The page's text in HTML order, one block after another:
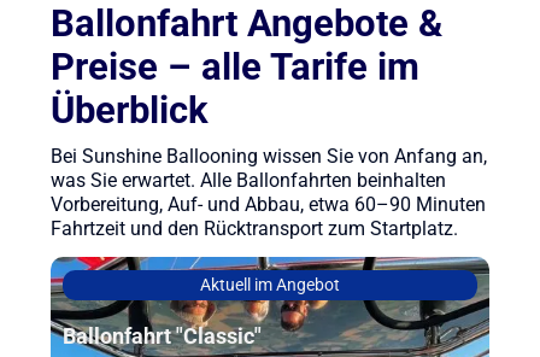
Ballonfahrt Angebote &
Preise – alle Tarife im
Überblick
Bei Sunshine Ballooning wissen Sie von Anfang an,
was Sie erwartet. Alle Ballonfahrten beinhalten
Vorbereitung, Auf- und Abbau, etwa 60–90 Minuten
Fahrtzeit und den Rücktransport zum Startplatz.
Aktuell im Angebot
Ballonfahrt "Classic"